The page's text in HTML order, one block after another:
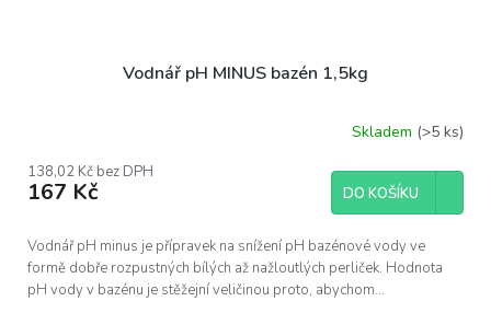
Vodnář pH MINUS bazén 1,5kg
Skladem (>5 ks)
138,02 Kč bez DPH
167 Kč DO KOŠÍKU
Vodnář pH minus je přípravek na snížení pH bazénové vody ve
formě dobře rozpustných bílých až nažloutlých perliček. Hodnota
pH vody v bazénu je stěžejní veličinou proto, abychom...